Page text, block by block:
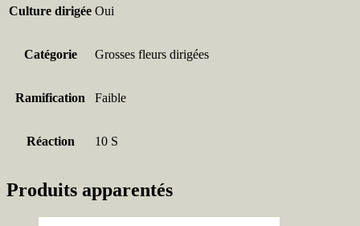
Culture dirigée Oui
Catégorie Grosses fleurs dirigées
Ramification Faible
Réaction 10 S
Produits apparentés